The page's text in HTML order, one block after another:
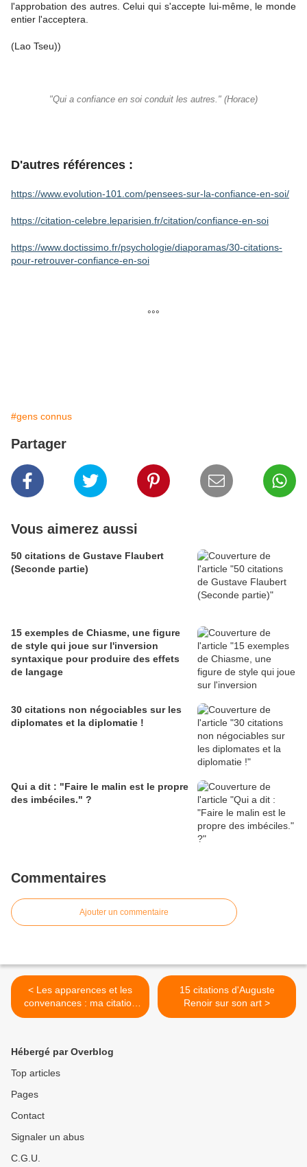
l'approbation des autres. Celui qui s'accepte lui-même, le monde
entier l'acceptera.
(Lao Tseu))
"Qui a confiance en soi conduit les autres." (Horace)
D'autres références :
https://www.evolution-101.com/pensees-sur-la-confiance-en-soi/
https://citation-celebre.leparisien.fr/citation/confiance-en-soi
https://www.doctissimo.fr/psychologie/diaporamas/30-citations-
pour-retrouver-confiance-en-soi
°°°
#gens connus
Partager
Vous aimerez aussi
50 citations de Gustave Flaubert
(Seconde partie)
15 exemples de Chiasme, une figure
de style qui joue sur l'inversion
syntaxique pour produire des effets
de langage
30 citations non négociables sur les
diplomates et la diplomatie !
Qui a dit : "Faire le malin est le propre
des imbéciles." ?
Commentaires
Ajouter un commentaire
< Les apparences et les
convenances : ma citation
du jour
15 citations d'Auguste
Renoir sur son art >
Hébergé par Overblog
Top articles
Pages
Contact
Signaler un abus
C.G.U.